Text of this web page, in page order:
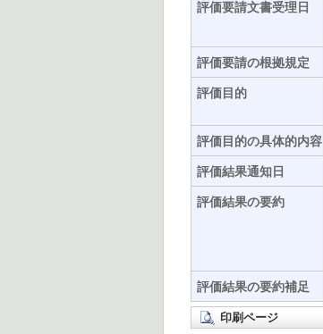
評価要請文書受理日
評価要請の根拠規定
評価目的
評価目的の具体的内容
評価結果通知日
評価結果の要約
評価結果の要約補足
印刷ページ